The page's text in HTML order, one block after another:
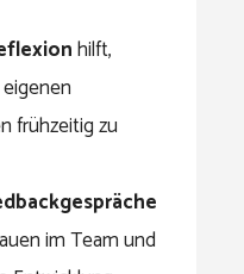
hilft,
frühzeitig zu
im Team und